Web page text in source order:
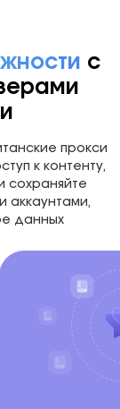
с
прокси
к контенту,
сохраняйте
аккаунтами,
данных